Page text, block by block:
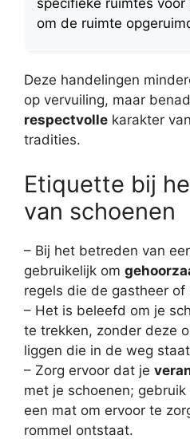
specifieke ruimtes voor
om de ruimte
Deze handelingen
op vervuiling, maar
respectvolle karakter
tradities.
Etiquette bij
van schoenen
– Bij het betreden van
gebruikelijk om
regels die de gastheer
– Het is beleefd om je
te trekken, zonder deze
liggen die in de weg
– Zorg ervoor dat je
met je schoenen;
een mat om ervoor te
rommel ontstaat.